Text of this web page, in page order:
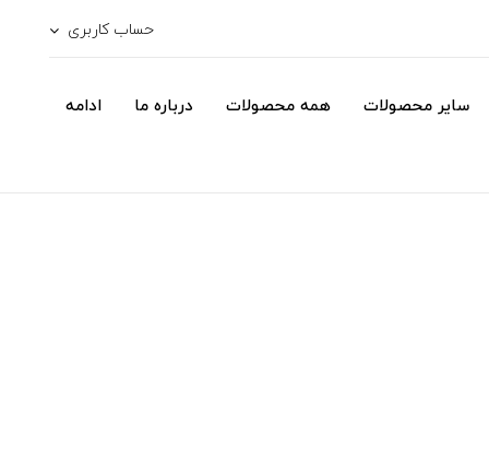
حساب کاربری
سایر محصولات همه محصولات درباره ما ادامه